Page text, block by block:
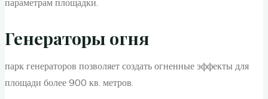
Генераторы огня
парк генераторов позволяет создать огненные эффекты для
площади более 900 кв. метров.